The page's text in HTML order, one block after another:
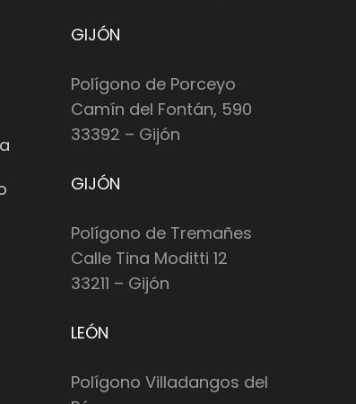
GIJÓN
Polígono de Porceyo
Camín del Fontán, 590
33392 – Gijón
GIJÓN
Polígono de Tremañes
Calle Tina Moditti 12
33211 – Gijón
LEÓN
Polígono Villadangos del